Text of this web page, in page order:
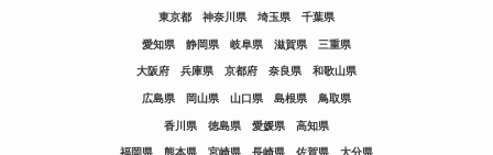
東京都 神奈川県 埼玉県 千葉県
愛知県 静岡県 岐阜県 滋賀県 三重県
大阪府 兵庫県 京都府 奈良県 和歌山県
広島県 岡山県 山口県 島根県 鳥取県
香川県 徳島県 愛媛県 高知県
福岡県 熊本県 宮崎県 長崎県 佐賀県 大分県